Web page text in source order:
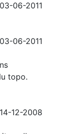
06-2011
06-2011
topo.
12-2008